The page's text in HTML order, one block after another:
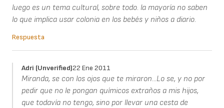
luego es un tema cultural, sobre todo. la mayoría no saben
lo que implica usar colonia en los bebés y niños a diario.
Respuesta
Adri (unverified)22 Ene 2011
Miranda, se con los ojos que te miraron...Lo se, y no por
pedir que no le pongan químicos extraños a mis hijos,
que todavía no tengo, sino por llevar una cesta de